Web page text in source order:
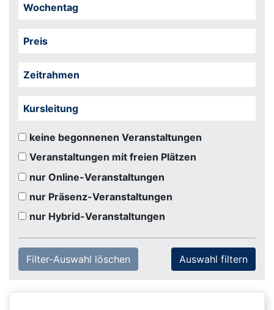
Wochentag
Preis
Zeitrahmen
Kursleitung
keine begonnenen Veranstaltungen
Veranstaltungen mit freien Plätzen
nur Online-Veranstaltungen
nur Präsenz-Veranstaltungen
nur Hybrid-Veranstaltungen
Filter-Auswahl löschen